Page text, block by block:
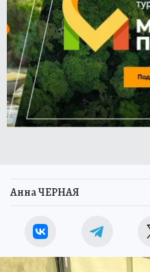
Анна ЧЕРНАЯ